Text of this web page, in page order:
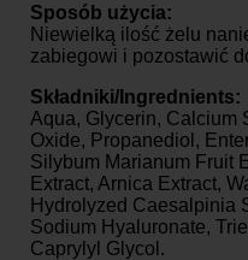
Sposób użycia:
Niewielką ilość żelu
zabiegowi i pozostawić
Składniki/Ingrednients:
Aqua, Glycerin, Calcium
Oxide, Propanediol,
Silybum Marianum Fruit
Extract, Arnica Extract,
Hydrolyzed Caesalpinia
Sodium Hyaluronate,
Caprylyl Glycol.